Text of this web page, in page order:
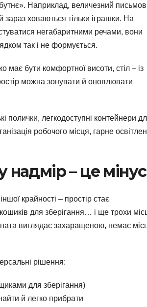
Наприклад, величезний
ховаються тільки іграшки. На
негабаритними речами, вони
так і не формується.
має бути комфортної висоти, стіл – із
можна зонувати й оновлювати
полички, легкодоступні контейнери
робочого місця, гарне
– це мінус
крайності – простір стає
для зберігання… і ще трохи
виглядає захаращеною, немає
рішення:
для зберігання)
й легко прибрати